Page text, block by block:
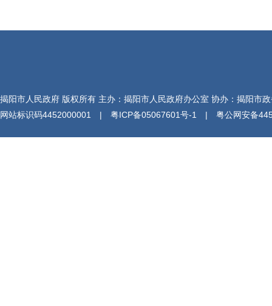
揭阳市人民政府 版权所有 主办：揭阳市人民政府办公室 协办：揭阳市
网站标识码4452000001 | 粤ICP备05067601号-1 | 粤公网安备